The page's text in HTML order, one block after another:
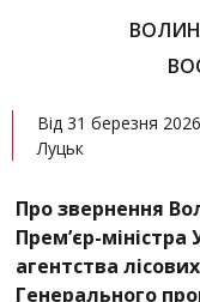
Від 31 березня
Луцьк
Прозвернення
Прем’єр-
агентства
Генерального